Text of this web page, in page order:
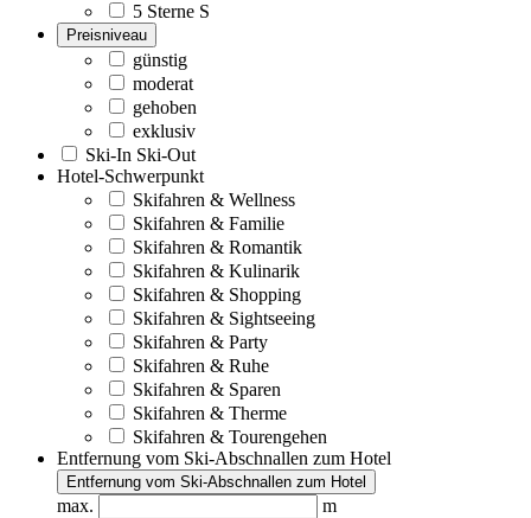
5 Sterne S
Preisniveau
günstig
moderat
gehoben
exklusiv
Ski-In Ski-Out
Hotel-Schwerpunkt
Skifahren & Wellness
Skifahren & Familie
Skifahren & Romantik
Skifahren & Kulinarik
Skifahren & Shopping
Skifahren & Sightseeing
Skifahren & Party
Skifahren & Ruhe
Skifahren & Sparen
Skifahren & Therme
Skifahren & Tourengehen
Entfernung vom Ski-Abschnallen zum Hotel
Entfernung vom Ski-Abschnallen zum Hotel
max.
m